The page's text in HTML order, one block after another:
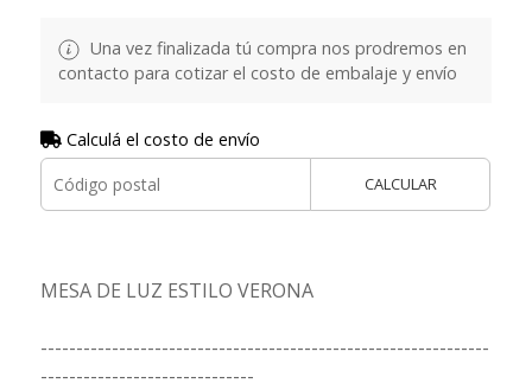
Una vez finalizada tú compra nos prodremos en
contacto para cotizar el costo de embalaje y envío
Calculá el costo de envío
CALCULAR
MESA DE LUZ ESTILO VERONA
---------------------------------------------------------------
------------------------------